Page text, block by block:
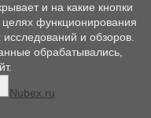
Nubex.ru
и на какие кнопки
функционирования
исследований и обзоров.
обрабатывались,